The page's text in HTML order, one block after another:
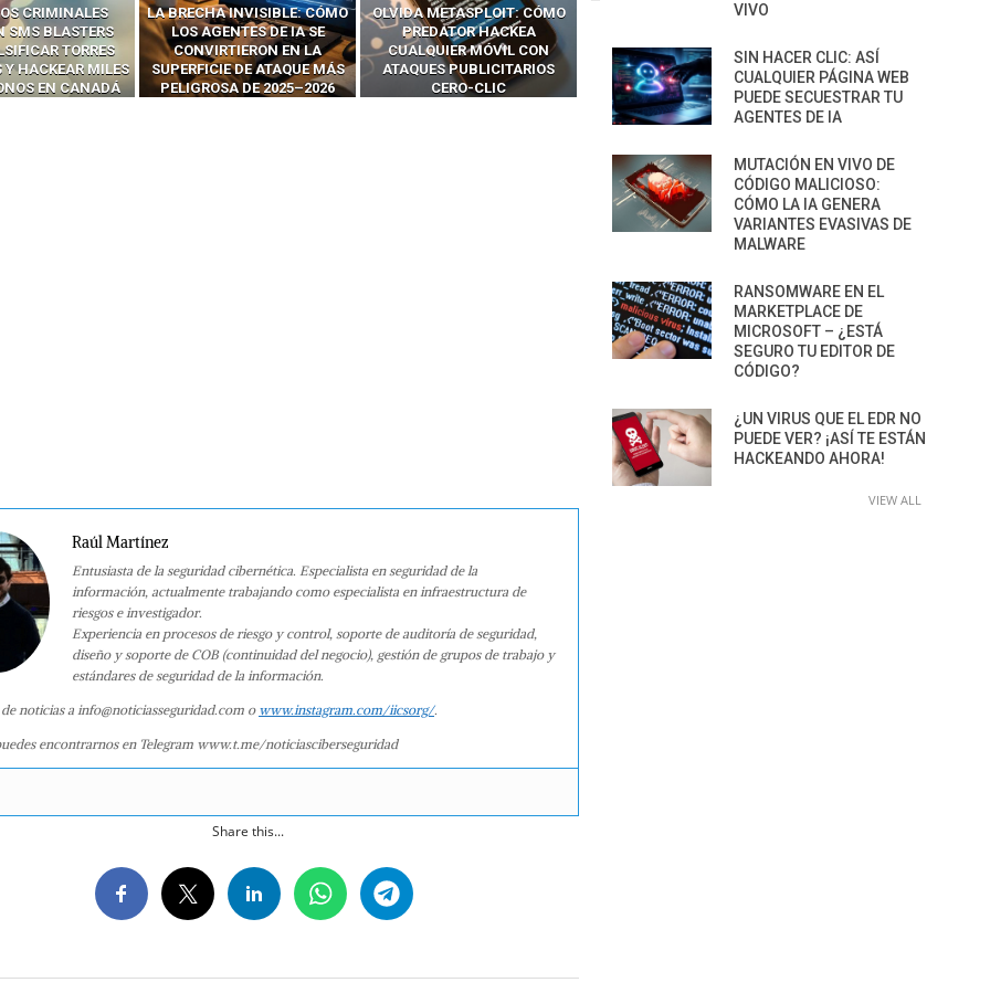
INVISIBLE: CÓMO
DE IA SE
EN LA
DE ATAQUE MÁS
DE 2025–2026
OLVIDA METASPLOIT: CÓMO
PREDATOR HACKEA
CUALQUIER MÓVIL CON
ATAQUES PUBLICITARIOS
CERO-CLIC
CÓMO LOS HACKERS
INTERCEPTAN OTPS Y
LLAMADAS MÓVILES SIN
‘HACKEAR’ — EL INCREÍBLE
PODER DE LOS SIM BOXES”
PARA HACKEAR Y EXPLOTAR
NAVEGADORES DE IA
AGÉNTICA
COPILOT DENTRO DE VS
Raúl Martínez
Entusiasta de la seguridad cibernética. Especialista en seguridad de la
información, actualmente trabajando como especialista en infraestructura de
riesgos e investigador.
Experiencia en procesos de riesgo y control, soporte de auditoría de seguridad,
diseño y soporte de COB (continuidad del negocio), gestión de grupos de trabajo y
estándares de seguridad de la información.
noticias a info@noticiasseguridad.com o www.instagram.com/iicsorg/.
encontrarnos en Telegram www.t.me/noticiasciberseguridad
Share this...
VIVO
SIN HACER CLIC: ASÍ
CUALQUIER PÁGINA WEB
PUEDE SECUESTRAR TU
AGENTES DE IA
MUTACIÓN EN VIVO DE
CÓDIGO MALICIOSO:
CÓMO LA IA GENERA
VARIANTES EVASIVAS DE
MALWARE
RANSOMWARE EN EL
MARKETPLACE DE
MICROSOFT – ¿ESTÁ
SEGURO TU EDITOR DE
CÓDIGO?
¿UN VIRUS QUE EL EDR NO
PUEDE VER? ¡ASÍ TE ESTÁN
HACKEANDO AHORA!
VIEW ALL